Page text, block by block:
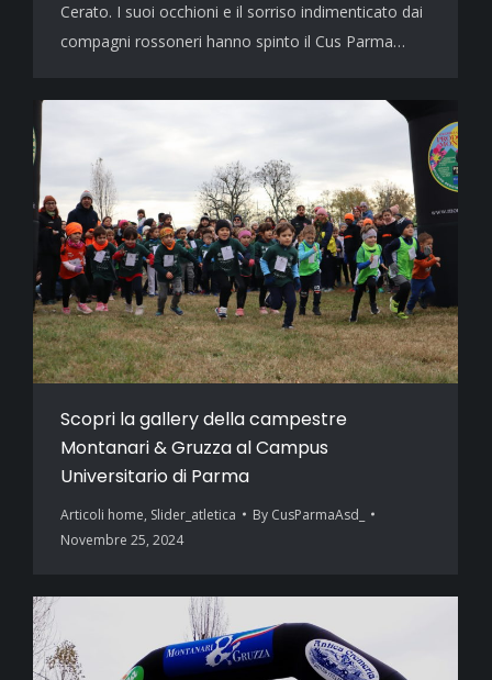
Cerato. I suoi occhioni e il sorriso indimenticato dai
compagni rossoneri hanno spinto il Cus Parma…
Scopri la gallery della campestre
Montanari & Gruzza al Campus
Universitario di Parma
Articoli home, Slider_atletica By CusParmaAsd_
Novembre 25, 2024